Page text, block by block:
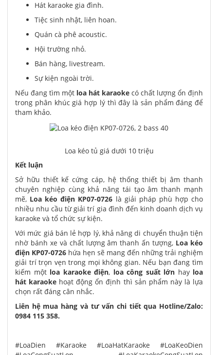
Hát karaoke gia đình.
Tiệc sinh nhật, liên hoan.
Quán cà phê acoustic.
Hội trường nhỏ.
Bán hàng, livestream.
Sự kiện ngoài trời.
Nếu đang tìm một loa hát karaoke có chất lượng ổn định
trong phân khúc giá hợp lý thì đây là sản phẩm đáng để
tham khảo.
Loa kéo tủ giá dưới 10 triệu
Kết luận
Sở hữu thiết kế cứng cáp, hệ thống thiết bị âm thanh
chuyên nghiệp cùng khả năng tái tạo âm thanh mạnh
mẽ, Loa kéo điện KP07-0726 là giải pháp phù hợp cho
nhiều nhu cầu từ giải trí gia đình đến kinh doanh dịch vụ
karaoke và tổ chức sự kiện.
Với mức giá bán lẻ hợp lý, khả năng di chuyển thuận tiện
nhờ bánh xe và chất lượng âm thanh ấn tượng, Loa kéo
điện KP07-0726 hứa hẹn sẽ mang đến những trải nghiệm
giải trí trọn vẹn trong mọi không gian. Nếu bạn đang tìm
kiếm một loa karaoke điện, loa công suất lớn hay loa
hát karaoke hoạt động ổn định thì sản phẩm này là lựa
chọn rất đáng cân nhắc.
Liên hệ mua hàng và tư vấn chi tiết qua Hotline/Zalo:
0984 115 358.
#LoaDien #Karaoke #LoaHatKaraoke #LoaKeoDien